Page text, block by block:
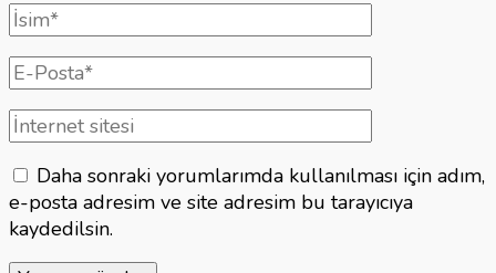
Tam
isim
E-
posta
İnternet
sitesi
Daha sonraki yorumlarımda kullanılması için adım,
e-posta adresim ve site adresim bu tarayıcıya
kaydedilsin.